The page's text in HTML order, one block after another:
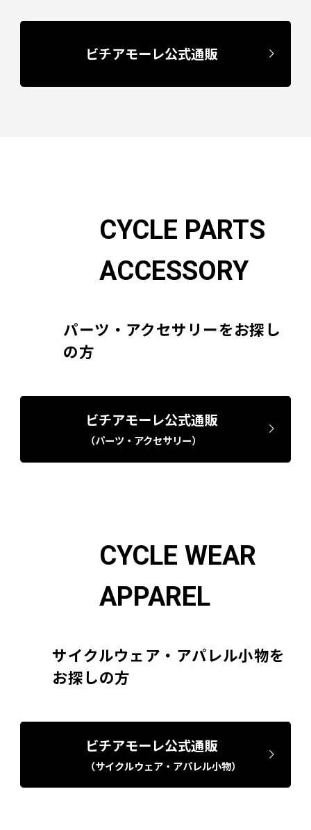
ビチアモーレ公式通販
CYCLE PARTS
ACCESSORY
パーツ・アクセサリーをお探し
の方
ビチアモーレ公式通販
（パーツ・アクセサリー）
CYCLE WEAR
APPAREL
サイクルウェア・アパレル小物を
お探しの方
ビチアモーレ公式通販
（サイクルウェア・アパレル小物）